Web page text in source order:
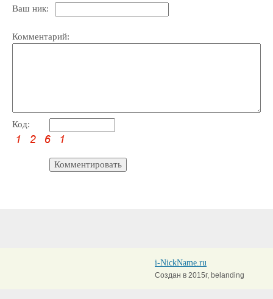
Ваш ник:
Комментарий:
Код:
i-NickName.ru
Создан в 2015г, belanding